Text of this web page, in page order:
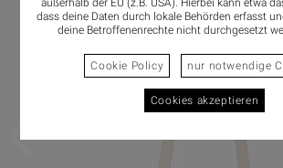
außerhalb der EU (z.B. USA). Hierbei kann etwa
dass deine Daten durch lokale Behörden erfasst
deine Betroffenenrechte nicht durchgesetzt
Cookie Policy nur notwendige
Cookies akzeptieren